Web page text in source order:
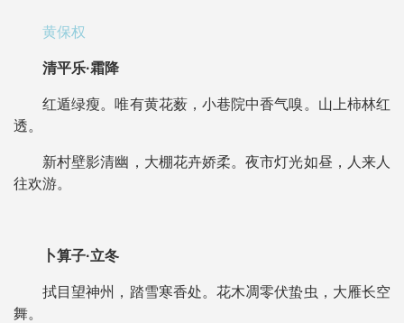
黄保权
清平乐·霜降
红遁绿瘦。唯有黄花薮，小巷院中香气嗅。山上柿林红
透。
新村壁影清幽，大棚花卉娇柔。夜市灯光如昼，人来人
往欢游。
卜算子·立冬
拭目望神州，踏雪寒香处。花木凋零伏蛰虫，大雁长空
舞。